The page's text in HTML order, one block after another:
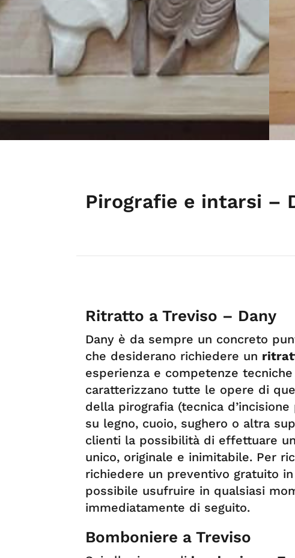
Pirografie e intarsi –
Ritratto a Treviso – Dany
Dany è da sempre un concreto
che desiderano richiedere un
esperienza e competenze
caratterizzano tutte le opere di
della pirografia (tecnica
su legno, cuoio, sughero o altra
clienti la possibilità di effettuare un
unico, originale e inimitabile. Per
richiedere un preventivo gratuito
possibile usufruire in qualsiasi
immediatamente di seguito.
Bomboniere a Treviso